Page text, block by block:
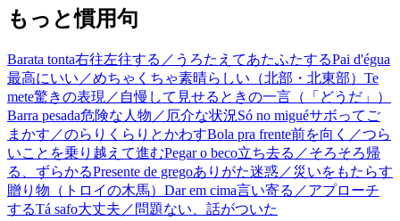
もっと慣用句
Barata tonta右往左往する／うろたえてあたふたするPai d'égua
最高にいい／めちゃくちゃ素晴らしい（北部・北東部） Te
mete驚きの表現／自慢して見せるときの一言（「どうだ」）
Barra pesada危険な人物／厄介な状況Só no miguéサボってご
まかす／のらりくらりとかわすBola pra frente前を向く／つら
いことを乗り越えて進むPegar o beco立ち去る／そろそろ帰
る、ずらかるPresente de gregoありがた迷惑／災いをもたらす
贈り物（トロイの木馬） Dar em cima言い寄る／アプローチ
するTá safo大丈夫／問題ない、話がついた